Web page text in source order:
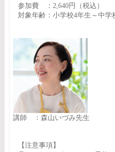
参加費 ：2,640円（税込）
対象年齢：小学校4年生～中学
講師 ：森山いづみ先生
【注意事項】